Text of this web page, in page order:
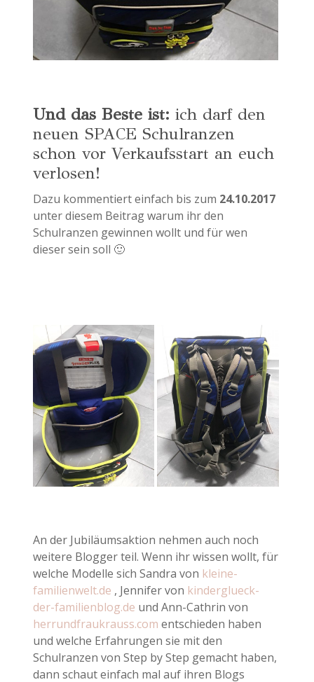
Und das Beste ist: ich darf den
neuen SPACE Schulranzen
schon vor Verkaufsstart an euch
verlosen!
Dazu kommentiert einfach bis zum 24.10.2017
unter diesem Beitrag warum ihr den
Schulranzen gewinnen wollt und für wen
dieser sein soll 🙂
An der Jubiläumsaktion nehmen auch noch
weitere Blogger teil. Wenn ihr wissen wollt, für
welche Modelle sich Sandra von kleine-
familienwelt.de , Jennifer von kinderglueck-
der-familienblog.de und Ann-Cathrin von
herrundfraukrauss.com entschieden haben
und welche Erfahrungen sie mit den
Schulranzen von Step by Step gemacht haben,
dann schaut einfach mal auf ihren Blogs